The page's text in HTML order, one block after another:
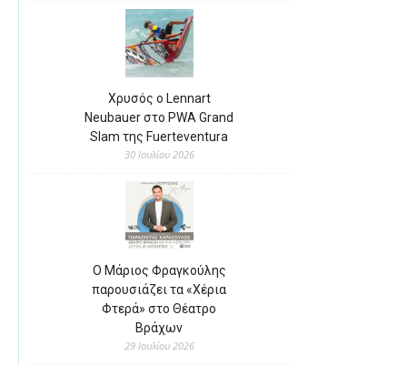
Χρυσός ο Lennart
Neubauer στο PWA Grand
Slam της Fuerteventura
30 Ιουλίου 2026
Ο Μάριος Φραγκούλης
παρουσιάζει τα «Χέρια
Φτερά» στο Θέατρο
Βράχων
29 Ιουλίου 2026